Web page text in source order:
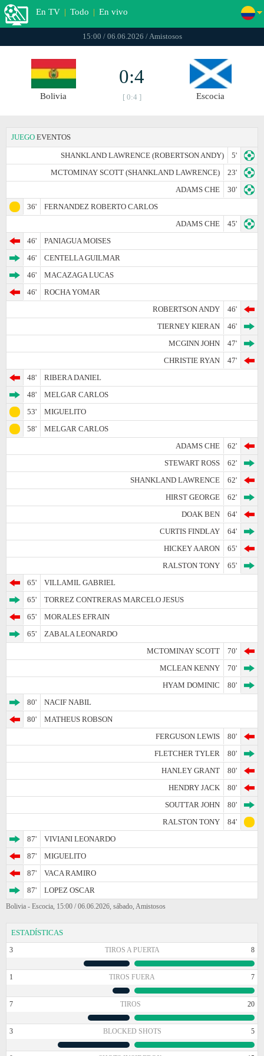
En TV | Todo | En vivo
15:00 / 06.06.2026 / Amistosos
Bolivia
0:4
[ 0:4 ] Escocia
JUEGO EVENTOS
SHANKLAND LAWRENCE (ROBERTSON ANDY)
5'
MCTOMINAY SCOTT (SHANKLAND LAWRENCE)
23'
ADAMS CHE
30'
36'
FERNANDEZ ROBERTO CARLOS
ADAMS CHE
45'
46'
PANIAGUA MOISES
46'
CENTELLA GUILMAR
46'
MACAZAGA LUCAS
46'
ROCHA YOMAR
ROBERTSON ANDY
46'
TIERNEY KIERAN
46'
MCGINN JOHN
47'
CHRISTIE RYAN
47'
48'
RIBERA DANIEL
48'
MELGAR CARLOS
53'
MIGUELITO
58'
MELGAR CARLOS
ADAMS CHE
62'
STEWART ROSS
62'
SHANKLAND LAWRENCE
62'
HIRST GEORGE
62'
DOAK BEN
64'
CURTIS FINDLAY
64'
HICKEY AARON
65'
RALSTON TONY
65'
65'
VILLAMIL GABRIEL
65'
TORREZ CONTRERAS MARCELO JESUS
65'
MORALES EFRAIN
65'
ZABALA LEONARDO
MCTOMINAY SCOTT
70'
MCLEAN KENNY
70'
HYAM DOMINIC
80'
80'
NACIF NABIL
80'
MATHEUS ROBSON
FERGUSON LEWIS
80'
FLETCHER TYLER
80'
HANLEY GRANT
80'
HENDRY JACK
80'
SOUTTAR JOHN
80'
RALSTON TONY
84'
87'
VIVIANI LEONARDO
87'
MIGUELITO
87'
VACA RAMIRO
87'
LOPEZ OSCAR
Bolivia - Escocia, 15:00 / 06.06.2026, sábado, Amistosos
ESTADÍSTICAS
3 TIROS A PUERTA 8
1 TIROS FUERA 7
7 TIROS 20
3 BLOCKED SHOTS 5